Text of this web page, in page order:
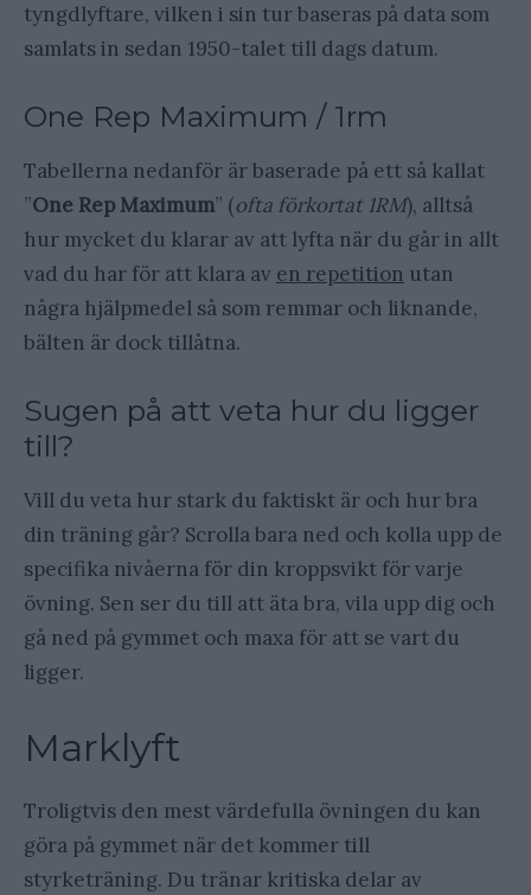
tyngdlyftare, vilken i sin tur baseras på data som
samlats in sedan 1950-talet till dags datum.
One Rep Maximum / 1rm
Tabellerna nedanför är baserade på ett så kallat
”One Rep Maximum” (ofta förkortat 1RM), alltså
hur mycket du klarar av att lyfta när du går in allt
vad du har för att klara av en repetition utan
några hjälpmedel så som remmar och liknande,
bälten är dock tillåtna.
Sugen på att veta hur du ligger
till?
Vill du veta hur stark du faktiskt är och hur bra
din träning går? Scrolla bara ned och kolla upp de
specifika nivåerna för din kroppsvikt för varje
övning. Sen ser du till att äta bra, vila upp dig och
gå ned på gymmet och maxa för att se vart du
ligger.
Marklyft
Troligtvis den mest värdefulla övningen du kan
göra på gymmet när det kommer till
styrketräning. Du tränar kritiska delar av